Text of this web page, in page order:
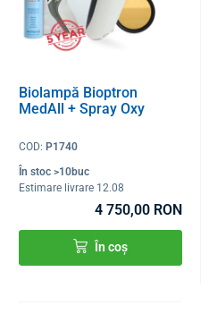
Biolampă Bioptron
MedAll + Spray Oxy
COD: P1740
În stoc >10buc
Estimare livrare 12.08
4 750,00 RON
În coș